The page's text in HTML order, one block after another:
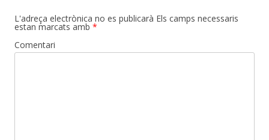
L'adreça electrònica no es publicarà Els camps necessaris
estan marcats amb *
Comentari